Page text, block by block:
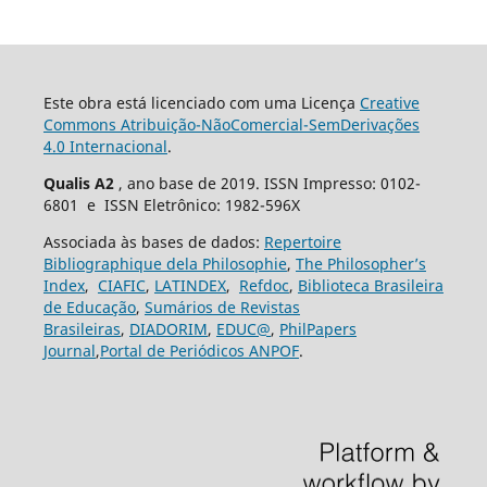
Este obra está licenciado com uma Licença Creative
Commons Atribuição-NãoComercial-SemDerivações
4.0 Internacional.
Qualis A2 , ano base de 2019. ISSN Impresso: 0102-
6801 e ISSN Eletrônico: 1982-596X
Associada às bases de dados: Repertoire
Bibliographique dela Philosophie, The Philosopher’s
Index, CIAFIC, LATINDEX, Refdoc, Biblioteca Brasileira
de Educação, Sumários de Revistas
Brasileiras, DIADORIM, EDUC@, PhilPapers
Journal,Portal de Periódicos ANPOF.